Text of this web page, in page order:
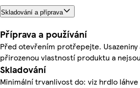
Skladování a příprava
Příprava a používání
Před otevřením protřepejte. Usazeniny
přirozenou vlastností produktu a
Skladování
Minimální trvanlivost do: viz hrdlo